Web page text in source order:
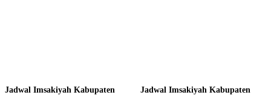
Jadwal Imsakiyah Kabupaten
Jadwal Imsakiyah Kabupaten